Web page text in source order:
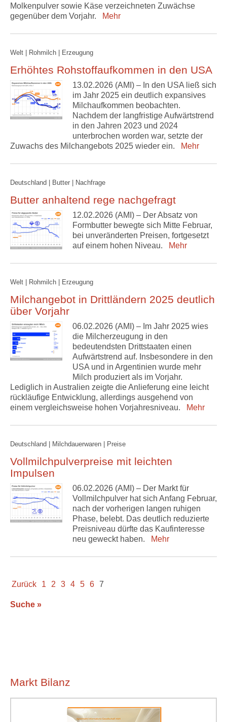
Molkenpulver sowie Käse verzeichneten Zuwächse
gegenüber dem Vorjahr.
Mehr
Welt | Rohmilch | Erzeugung
Erhöhtes Rohstoffaufkommen in den USA
13.02.2026 (AMI) – In den USA ließ sich
im Jahr 2025 ein deutlich expansives
Milchaufkommen beobachten.
Nachdem der langfristige Aufwärtstrend
in den Jahren 2023 und 2024
unterbrochen worden war, setzte der
Zuwachs des Milchangebots 2025 wieder ein.
Mehr
Deutschland | Butter | Nachfrage
Butter anhaltend rege nachgefragt
12.02.2026 (AMI) – Der Absatz von
Formbutter bewegte sich Mitte Februar,
bei unveränderten Preisen, fortgesetzt
auf einem hohen Niveau.
Mehr
Welt | Rohmilch | Erzeugung
Milchangebot in Drittländern 2025 deutlich
über Vorjahr
06.02.2026 (AMI) – Im Jahr 2025 wies
die Milcherzeugung in den
bedeutendsten Drittstaaten einen
Aufwärtstrend auf. Insbesondere in den
USA und in Argentinien wurde mehr
Milch produziert als im Vorjahr.
Lediglich in Australien zeigte die Anlieferung eine leicht
rückläufige Entwicklung, allerdings ausgehend von
einem vergleichsweise hohen Vorjahresniveau.
Mehr
Deutschland | Milchdauerwaren | Preise
Vollmilchpulverpreise mit leichten
Impulsen
06.02.2026 (AMI) – Der Markt für
Vollmilchpulver hat sich Anfang Februar,
nach der vorherigen langen ruhigen
Phase, belebt. Das deutlich reduzierte
Preisniveau dürfte das Kaufinteresse
neu geweckt haben.
Mehr
Zurück 1 2 3 4 5 6 7
Suche »
Markt Bilanz